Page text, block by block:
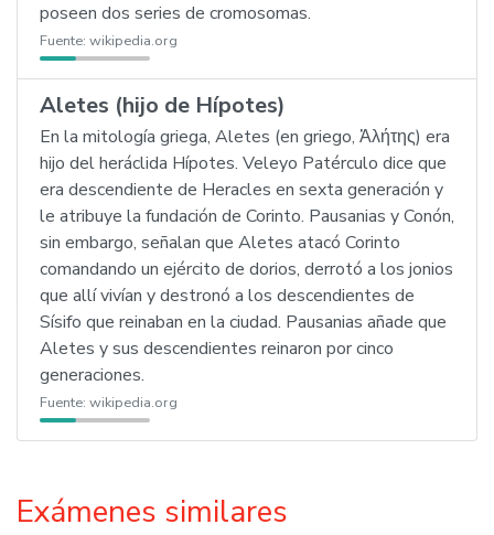
poseen dos series de cromosomas.
Fuente: wikipedia.org
Aletes (hijo de Hípotes)
En la mitología griega, Aletes (en griego, Ἀλήτης) era
hijo del heráclida Hípotes. Veleyo Patérculo dice que
era descendiente de Heracles en sexta generación y
le atribuye la fundación de Corinto. Pausanias y Conón,
sin embargo, señalan que Aletes atacó Corinto
comandando un ejército de dorios, derrotó a los jonios
que allí vivían y destronó a los descendientes de
Sísifo que reinaban en la ciudad. Pausanias añade que
Aletes y sus descendientes reinaron por cinco
generaciones.
Fuente: wikipedia.org
Exámenes similares